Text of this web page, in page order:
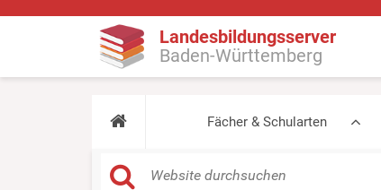
Landesbildungsserver
Baden-Württemberg
Fächer & Schularten